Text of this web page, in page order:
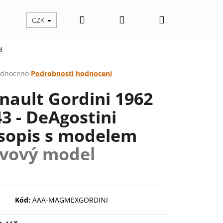
CZK Hledat PřihlášeníNákupní
Podrobnosti hodnocení
Gordini 1962
- DeAgostini
s modelem
model
Kód: AAA-MAGMEXGORDINI